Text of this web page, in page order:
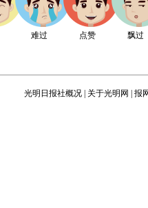
难过 点赞 飘过
光明日报社概况 关于光明网 报